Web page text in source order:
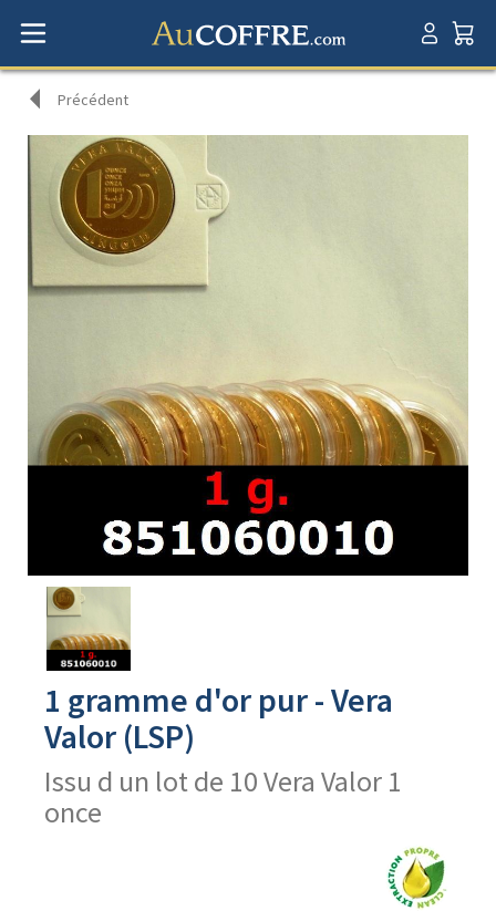
Précédent
Avers
produit
1 gramme d'or pur - Vera
Valor (LSP)
Issu d un lot de 10 Vera Valor 1
once